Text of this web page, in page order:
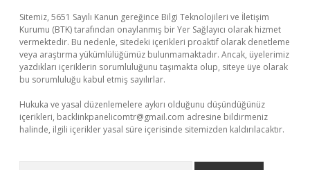
Sitemiz, 5651 Sayılı Kanun gereğince Bilgi Teknolojileri ve İletişim
Kurumu (BTK) tarafından onaylanmış bir Yer Sağlayıcı olarak hizmet
vermektedir. Bu nedenle, sitedeki içerikleri proaktif olarak denetleme
veya araştırma yükümlülüğümüz bulunmamaktadır. Ancak, üyelerimiz
yazdıkları içeriklerin sorumluluğunu taşımakta olup, siteye üye olarak
bu sorumluluğu kabul etmiş sayılırlar.
Hukuka ve yasal düzenlemelere aykırı olduğunu düşündüğünüz
içerikleri, backlinkpanelicomtr@gmail.com adresine bildirmeniz
halinde, ilgili içerikler yasal süre içerisinde sitemizden kaldırılacaktır.